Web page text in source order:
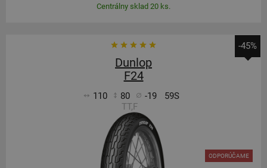
Centrálny sklad 20 ks.
-45%
Dunlop
F24
110 80 -19
59S
TT,F
ODPORÚČAME